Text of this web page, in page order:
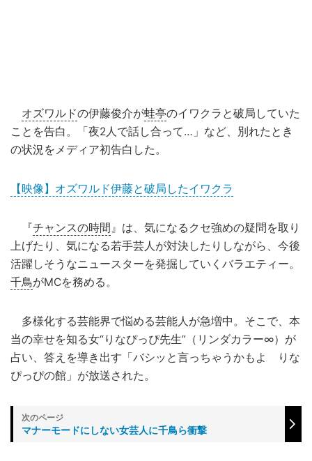
オズワルドの伊藤俊介が蛙亭のイワクラと破局していた
ことを告白。「夜2人で話し合って…」など、別れたとき
の状況をメディア初告白した。
【映像】オズワルド伊藤と破局したイワクラ
『チャンスの時間 』は、気になるクセ強めの疑問を取り
上げたり、気になる若手芸人が対決したりしながら、今後
活躍しそうなニュースターを発掘していくバラエティー。
千鳥がMCを務める。
多様化する芸能界で悩める芸能人が急増中。そこで、本
当の幸せを知る女“りなぴっぴ先生”（リンダカラー∞）が
占い、答えを導き出す「バシッと言っちゃうかもよ りな
ぴっぴの館」が放送された。
マナーモードにしない女芸人に千鳥ら衝撃